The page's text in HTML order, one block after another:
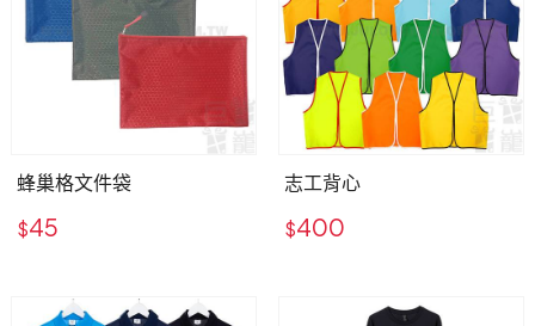
蜂巢格文件袋
$45
志工背心
$400